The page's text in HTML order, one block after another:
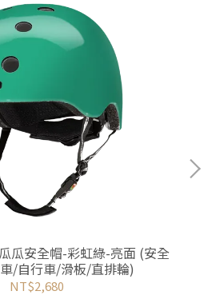
瓜瓜安全帽-彩虹綠-亮面 (安全
/自行車/滑板/直排輪)
NT$2,680